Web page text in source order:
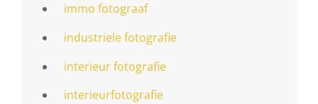
immo fotograaf
industriele fotografie
interieur fotografie
interieurfotografie